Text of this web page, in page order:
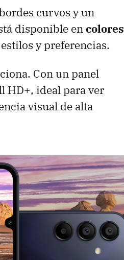
curvos y un
disponible encolores
y preferencias.
Con un panel
HD+, ideal para ver
visual de alta